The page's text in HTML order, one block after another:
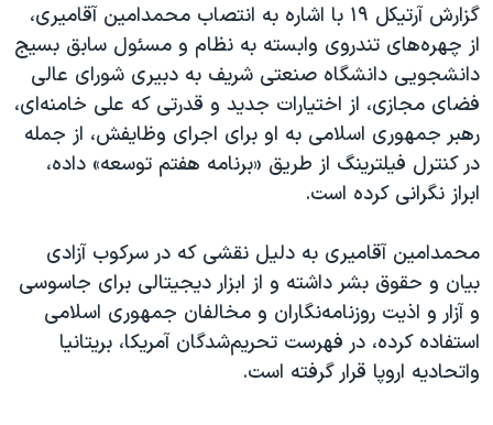
گزارش آرتیکل ۱۹ با اشاره به انتصاب محمدامین آقامیری،
از چهره‌های تندروی وابسته به نظام و مسئول سابق بسیج
دانشجویی دانشگاه صنعتی شریف به دبیری شورای عالی
فضای مجازی، از اختیارات جدید و قدرتی که علی خامنه‌ای،
رهبر جمهوری اسلامی به او برای اجرای وظایفش، از جمله
در کنترل فیلترینگ از طریق «برنامه هفتم توسعه» داده،
ابراز نگرانی کرده است.
محمدامین آقامیری به دلیل نقشی که در سرکوب آزادی
بیان و حقوق بشر داشته و از ابزار دیجیتالی برای جاسوسی
و آزار و اذیت روزنامه‌نگاران و مخالفان جمهوری اسلامی
استفاده کرده، در فهرست تحریم‌‌شدگان آمریکا، بریتانیا
و‌اتحادیه اروپا قرار گرفته است.